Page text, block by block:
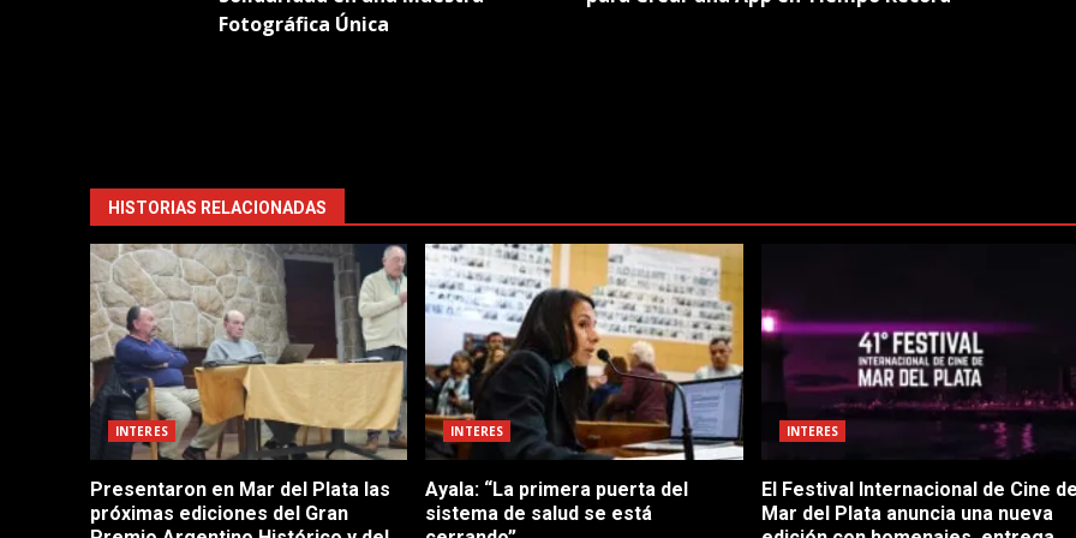
Fotográfica Única
HISTORIAS RELACIONADAS
INTERES
Presentaron en Mar del Plata las
próximas ediciones del Gran
INTERES
Ayala: “La primera puerta del
sistema de salud se está
INTERES
El Festival Internacional de Cine
Mar del Plata anuncia una nueva